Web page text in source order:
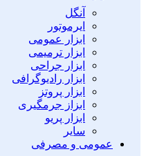
آنگل
ایرموتور
ابزار عمومی
ابزار ترمیمی
ابزار جراحی
ابزار رادیوگرافی
ابزار پروتز
ابزاز جرمگیری
ابزار پریو
سایر
عمومی و مصرفی